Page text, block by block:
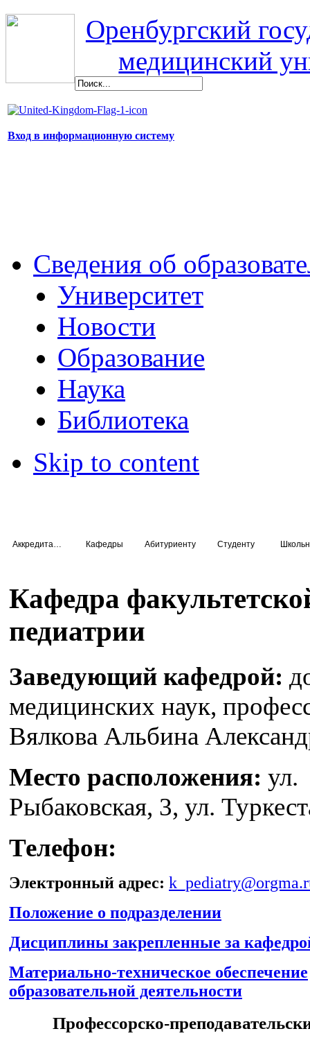
Оренбургский
медицинский
Вход в информационную систему
Сведения об
Университет
Новости
Образование
Наука
Библиотека
Skip to content
Кафедры Абитуриенту Студенту
Кафедра
педиатрии
Заведующий кафедрой:
медицинских наук,
Вялкова Альбина
Место расположения: ул.
Рыбаковская, 3, ул.
Телефон:
Электронный адрес:
Положение о подразделении
Дисциплины закрепленные за
Материально-техническое обеспечение
образовательной деятельности
Профессорско-